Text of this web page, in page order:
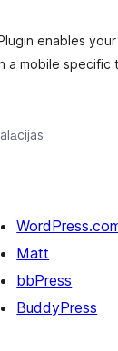
enables
a mobile specific
Matt
bbPress
BuddyPress